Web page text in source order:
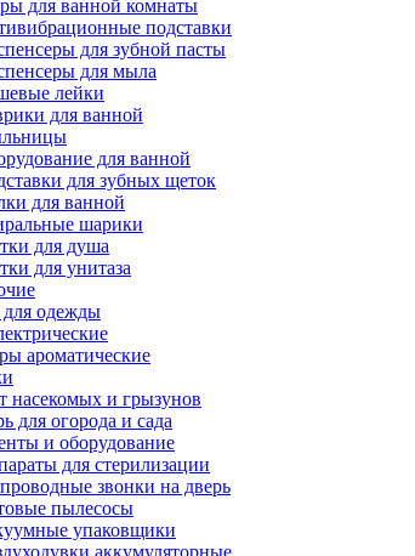
для ванной комнаты
подставки
для зубной пасты
для мыла
лейки
для ванной
для ванной
для зубных щеток
для ванной
шарики
для душа
для унитаза
одежды
ароматические
насекомых и грызунов
для огорода и сада
и оборудование
для стерилизации
звонки на дверь
пылесосы
упаковщики
аккумуляторные